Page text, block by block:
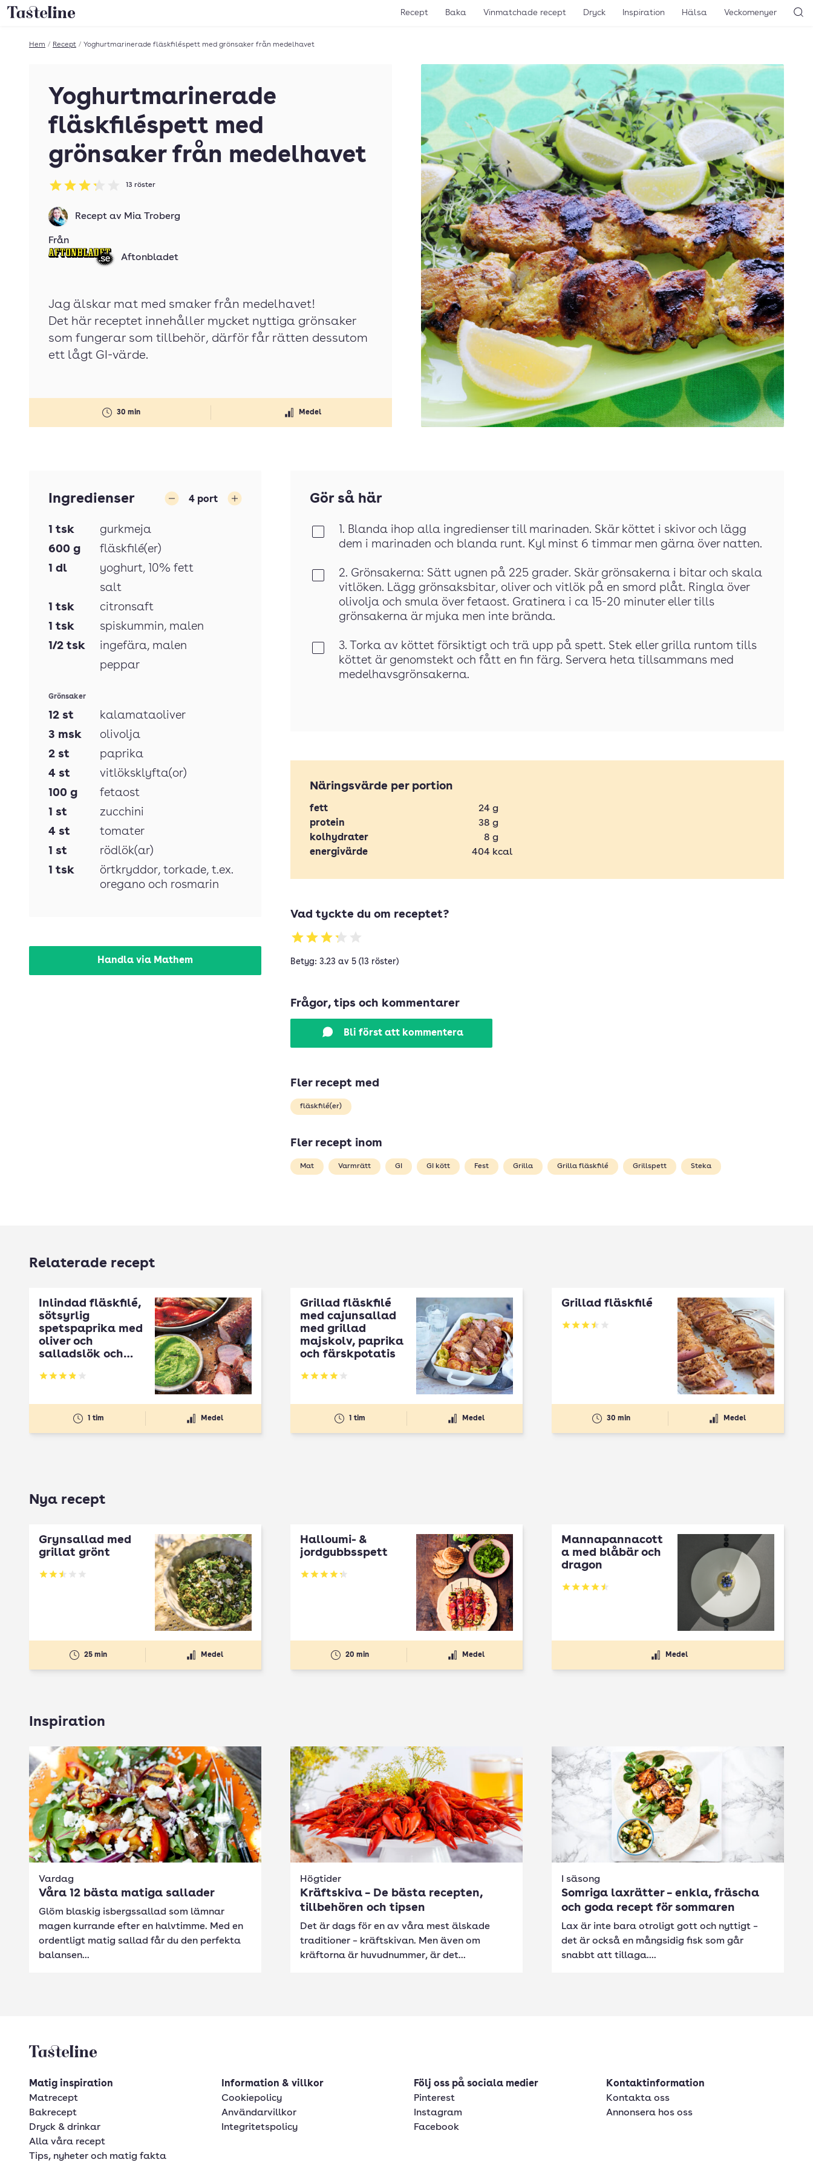
Till Tastelines startsida Recept Baka Vinmatchade recept Dryck Inspiration Hälsa Veckomenyer
Hem / Recept / Yoghurtmarinerade fläskfiléspett med grönsaker från medelhavet
Yoghurtmarinerade
fläskfiléspett med
grönsaker från medelhavet
Betyg: 3.23 av 5
13 röster
30 min Medel
Recept av Mia Troberg
Från
Aftonbladet
Jag älskar mat med smaker från medelhavet!
Det här receptet innehåller mycket nyttiga grönsaker
som fungerar som tillbehör, därför får rätten dessutom
ett lågt GI-värde.
Ingredienser 4 port
1 tsk
gurkmeja
600 g
fläskfilé(er)
1 dl yoghurt, 10% fett
salt
1 tsk
citronsaft
1 tsk spiskummin, malen
1/2 tsk ingefära, malen
peppar
Grönsaker
12 st
kalamataoliver
3 msk
olivolja
2 st
paprika
4 st
vitlöksklyfta(or)
100 g
fetaost
1 st
zucchini
4 st
tomater
1 st
rödlök(ar)
1 tsk örtkryddor, torkade, t.ex.
oregano och rosmarin
Handla via Mathem
Gör så här
1. Blanda ihop alla ingredienser till marinaden. Skär köttet i skivor och lägg
dem i marinaden och blanda runt. Kyl minst 6 timmar men gärna över natten.
2. Grönsakerna: Sätt ugnen på 225 grader. Skär grönsakerna i bitar och skala
vitlöken. Lägg grönsaksbitar, oliver och vitlök på en smord plåt. Ringla över
olivolja och smula över fetaost. Gratinera i ca 15-20 minuter eller tills
grönsakerna är mjuka men inte brända.
3. Torka av köttet försiktigt och trä upp på spett. Stek eller grilla runtom tills
köttet är genomstekt och fått en fin färg. Servera heta tillsammans med
medelhavsgrönsakerna.
Näringsvärde per portion
fett 24 g
protein
38 g
kolhydrater
8 g
energivärde
404 kcal
Vad tyckte du om receptet?
Betyg: 3.23 av 5 (13 röster)
Frågor, tips och kommentarer
Bli först att kommentera
Fler recept med
fläskfilé(er)
Fler recept inom
Mat Varmrätt GI GI kött Fest Grilla Grilla fläskfilé Grillspett Steka
Relaterade recept
Inlindad fläskfilé,
sötsyrlig
spetspaprika med
oliver och
salladslök och
Betyg: 3.89 av 5
1 tim Medel
Grillad fläskfilé
med cajunsallad
med grillad
majskolv, paprika
och färskpotatis
Betyg: 4.05 av 5
1 tim Medel
Grillad fläskfilé
Betyg: 3.51 av 5
30 min Medel
Nya recept
Grynsallad med
grillat grönt
Betyg: 2.5 av 5
25 min Medel
Halloumi- &
jordgubbsspett
Betyg: 4.3 av 5
20 min Medel
Mannapannacott
a med blåbär och
dragon
Betyg: 4.5 av 5
Medel
Inspiration
Vardag
Våra 12 bästa matiga sallader
Glöm blaskig isbergssallad som lämnar
magen kurrande efter en halvtimme. Med en
ordentligt matig sallad får du den perfekta
balansen...
Högtider
Kräftskiva – De bästa recepten,
tillbehören och tipsen
Det är dags för en av våra mest älskade
traditioner – kräftskivan. Men även om
kräftorna är huvudnummer, är det...
I säsong
Somriga laxrätter – enkla, fräscha
och goda recept för sommaren
Lax är inte bara otroligt gott och nyttigt –
det är också en mångsidig fisk som går
snabbt att tillaga....
Tasteline startsida
Matig inspiration
Matrecept
Bakrecept
Dryck & drinkar
Alla våra recept
Tips, nyheter och matig fakta
Information & villkor
Cookiepolicy
Användarvillkor
Integritetspolicy
Följ oss på sociala medier
Pinterest
Instagram
Facebook
Kontaktinformation
Kontakta oss
Annonsera hos oss